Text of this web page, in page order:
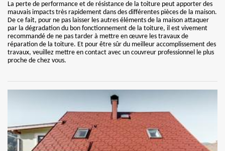
La perte de performance et de résistance de la toiture peut apporter des
mauvais impacts très rapidement dans des différentes pièces de la maison.
De ce fait, pour ne pas laisser les autres éléments de la maison attaquer
par la dégradation du bon fonctionnement de la toiture, il est vivement
recommandé de ne pas tarder à mettre en œuvre les travaux de
réparation de la toiture. Et pour être sûr du meilleur accomplissement des
travaux, veuillez mettre en contact avec un couvreur professionnel le plus
proche de chez vous.